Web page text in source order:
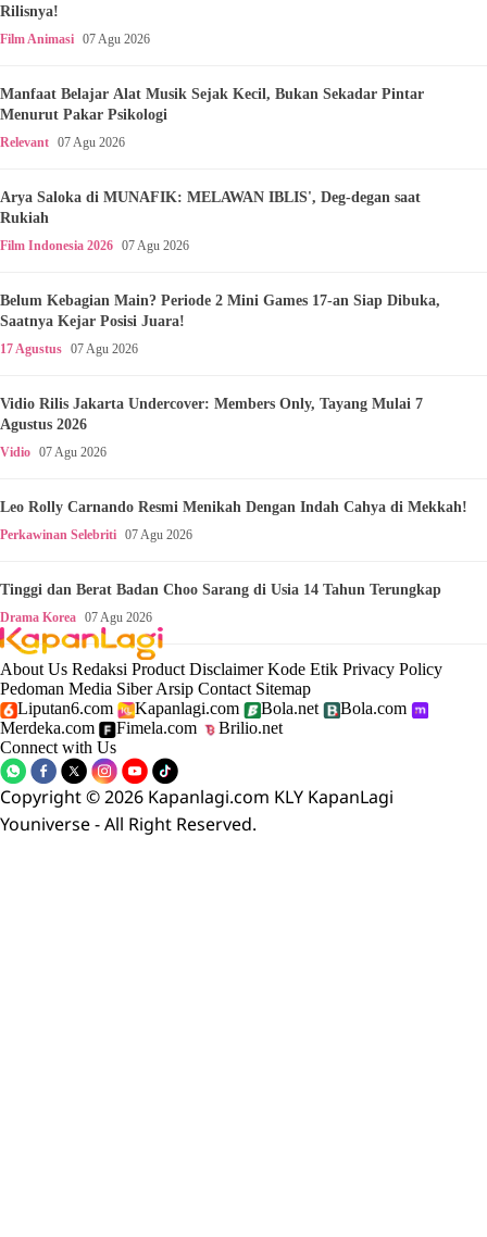
Rilisnya!
Film Animasi 07 Agu 2026
Manfaat Belajar Alat Musik Sejak Kecil, Bukan Sekadar Pintar
Menurut Pakar Psikologi
Relevant 07 Agu 2026
Arya Saloka di MUNAFIK: MELAWAN IBLIS', Deg-degan saat
Rukiah
Film Indonesia 2026 07 Agu 2026
Belum Kebagian Main? Periode 2 Mini Games 17-an Siap Dibuka,
Saatnya Kejar Posisi Juara!
17 Agustus 07 Agu 2026
Vidio Rilis Jakarta Undercover: Members Only, Tayang Mulai 7
Agustus 2026
Vidio 07 Agu 2026
Leo Rolly Carnando Resmi Menikah Dengan Indah Cahya di Mekkah!
Perkawinan Selebriti 07 Agu 2026
Tinggi dan Berat Badan Choo Sarang di Usia 14 Tahun Terungkap
Drama Korea 07 Agu 2026
About Us Redaksi Product Disclaimer Kode Etik Privacy Policy
Pedoman Media Siber Arsip Contact Sitemap
Liputan6.com
Kapanlagi.com Bola.net
Bola.com
Merdeka.com
Fimela.com
Brilio.net
Connect with Us
Copyright © 2026 Kapanlagi.com KLY KapanLagi
Youniverse - All Right Reserved.